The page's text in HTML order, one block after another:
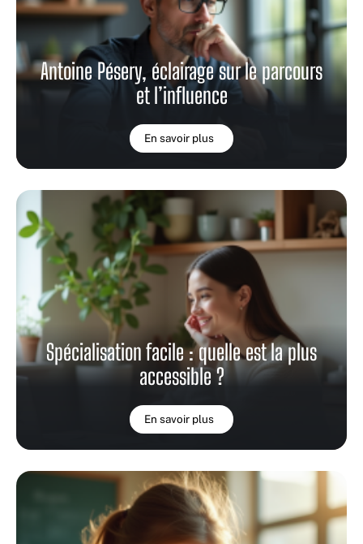
Antoine Pésery, éclairage sur le parcours
et l’influence
En savoir plus
Spécialisation facile : quelle est la plus
accessible ?
En savoir plus